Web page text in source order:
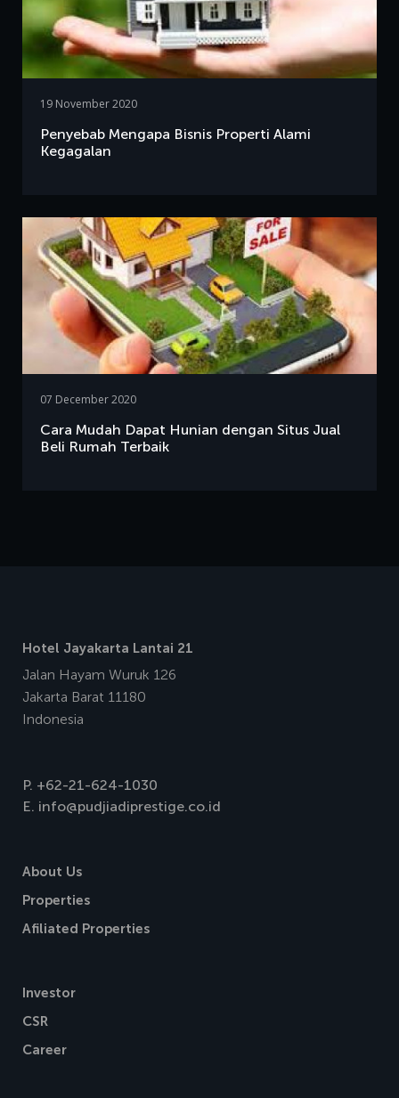
19 November 2020
Penyebab Mengapa Bisnis Properti Alami
Kegagalan
07 December 2020
Cara Mudah Dapat Hunian dengan Situs Jual
Beli Rumah Terbaik
Hotel Jayakarta Lantai 21
Jalan Hayam Wuruk 126
Jakarta Barat 11180
Indonesia
P. +62-21-624-1030
E. info@pudjiadiprestige.co.id
About Us
Properties
Afiliated Properties
Investor
CSR
Career